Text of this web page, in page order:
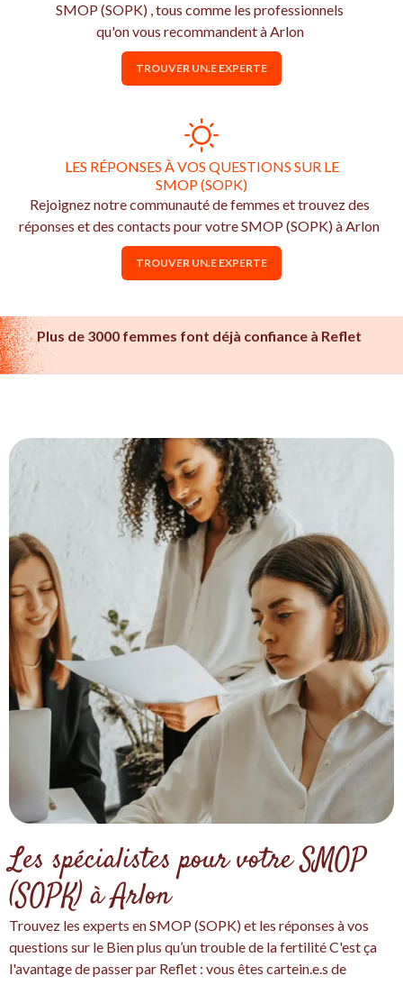
SMOP (SOPK) , tous comme les professionnels
qu'on vous recommandent à Arlon
TROUVER UN.E EXPERTE
LES RÉPONSES À VOS QUESTIONS SUR LE
SMOP (SOPK)
Rejoignez notre communauté de femmes et trouvez des
réponses et des contacts pour votre SMOP (SOPK) à Arlon
TROUVER UN.E EXPERTE
Plus de 3000 femmes font déjà confiance à Reflet
Les spécialistes pour votre SMOP
(SOPK) à Arlon
Trouvez les experts en SMOP (SOPK) et les réponses à vos
questions sur le Bien plus qu’un trouble de la fertilité C'est ça
l'avantage de passer par Reflet : vous êtes cartein.e.s de